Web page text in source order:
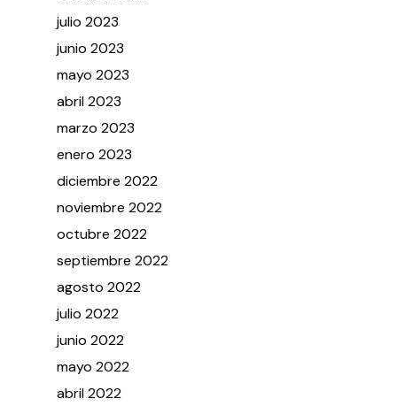
julio2023
junio2023
mayo2023
abril2023
marzo2023
enero2023
diciembre2022
noviembre2022
octubre2022
septiembre2022
agosto2022
julio2022
junio2022
mayo2022
abril2022